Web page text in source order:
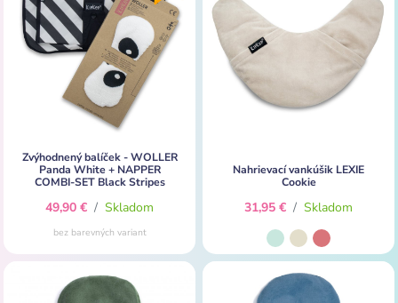
Zvýhodnený balíček - WOLLER
Panda White + NAPPER
COMBI-SET Black Stripes
49,90 € / Skladom
bez barevných variant
Nahrievací vankúšik LEXIE
Cookie
31,95 € / Skladom